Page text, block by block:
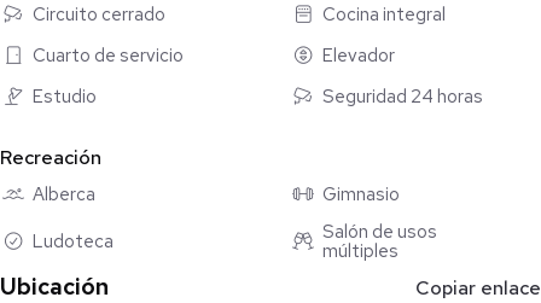
Circuito cerrado
Cocina integral
Cuarto de servicio
Elevador
Estudio
Seguridad 24 horas
Recreación
Alberca
Gimnasio
Ludoteca
Salón de usos
múltiples
Ubicación Copiar enlace